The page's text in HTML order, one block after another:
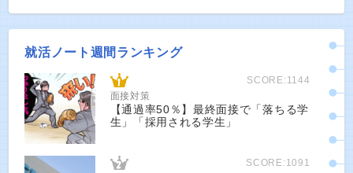
就活ノート週間ランキング
SCORE:1144
面接対策
【通過率50％】最終面接で「落ちる学
生」「採用される学生」
SCORE:1091